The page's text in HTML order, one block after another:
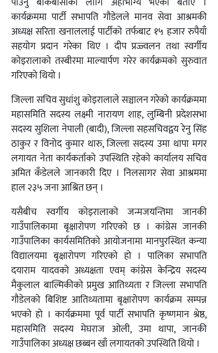
कार्यक्रममा पार्टी सभापति गौडेलले मानव सेवा आश्रमकी
अध्यक्ष सरिता खनाललाई पार्टीको तर्फबाट १५ हजार रुपैयाँ
सहयोग प्रदान गरेका थिए । दीप प्रज्ज्वलन तथा स्वर्गीय
कोइरालाको तस्बीरमा माल्यार्पण गरेर कार्यक्रमको सुरुवात
गरिएको थियो ।
जिल्ला सचिव सुधांशु कोइरालाले सञ्चालन गरेको कार्यक्रममा
महासमिति सदस्य लक्ष्मी नारायण शाह, लुम्बिनी प्रदेशसभा
सदस्य सुशिला नेपाली (बादी), जिल्ला सहसचिवद्वय रेनु सिंह
ठाकुर र विनोद कुमार थारु, जिल्ला सदस्य उमा थापा मगर
लगायत नेता कार्यकर्ताको उपस्थिति रहेको कार्यालय सचिव
अमित कँडेलले जानकारी दिए । निलसागर सेवा आश्रममा
हाल २३५ जना आश्रित छन् ।
यसैबीच स्वर्गीय कोइरालाको जन्मजयन्तिमा जानकी
गाउँपालिकामा बृक्षारोपण गरिएको छ । कांग्रेस जानकी
गाउँपालिका कार्यसमितिको आयोजनामा मानपुरस्थित कन्या
विद्यालयमा बृक्षारोपण गरिएको हो । पालिका सभापति
दयाराम यादवको अध्यक्षता एवम् कांग्रेस केन्द्रिय सदस्य
मैकुलाल बाल्मिकीको प्रमुख आतिथ्यता र जिल्ला सभापति
गौडेलको बिशिष्ट आतिथ्यतामा बृक्षारोपण कार्यक्रम सम्पन्न
भएको हो । कार्यक्रममा पूर्व पार्टी सभापति कृष्णमान श्रेष्ठ,
महासमिति सदस्य मेघराज ओली, उमा थापा, जानकी
गाउँपालिका अध्यक्ष छब्बन खाँ लगायतको उपस्थिति थियो ।